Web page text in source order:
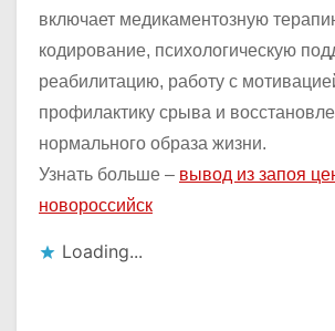
включает медикаментозную
кодирование, психологическую
реабилитацию, работу с
профилактику срыва и
нормального образа жизни.
Узнать больше – вывод из запоя
новороссийск
Loading...